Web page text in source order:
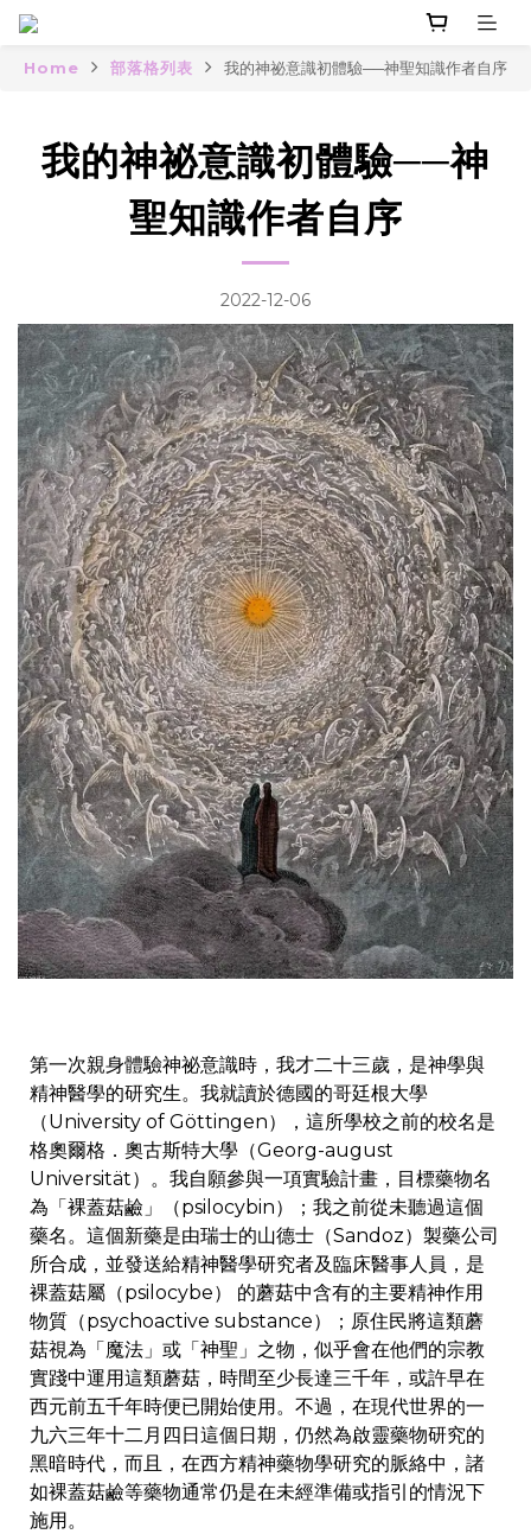
Home 部落格列表 我的神祕意識初體驗──神聖知識作者自序
我的神祕意識初體驗──神
聖知識作者自序
2022-12-06
第一次親身體驗神祕意識時，我才二十三歲，是神學與
精神醫學的研究生。我就讀於德國的哥廷根大學
（University of Göttingen），這所學校之前的校名是
格奧爾格．奧古斯特大學（Georg-august
Universität）。我自願參與一項實驗計畫，目標藥物名
為「裸蓋菇鹼」（psilocybin）；我之前從未聽過這個
藥名。這個新藥是由瑞士的山德士（Sandoz）製藥公司
所合成，並發送給精神醫學研究者及臨床醫事人員，是
裸蓋菇屬（psilocybe） 的蘑菇中含有的主要精神作用
物質（psychoactive substance）；原住民將這類蘑
菇視為「魔法」或「神聖」之物，似乎會在他們的宗教
實踐中運用這類蘑菇，時間至少長達三千年，或許早在
西元前五千年時便已開始使用。不過，在現代世界的一
九六三年十二月四日這個日期，仍然為啟靈藥物研究的
黑暗時代，而且，在西方精神藥物學研究的脈絡中，諸
如裸蓋菇鹼等藥物通常仍是在未經準備或指引的情況下
施用。